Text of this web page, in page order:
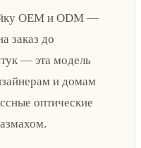
OEM и ODM —
заказ до
— эта модель
и домам
оптические